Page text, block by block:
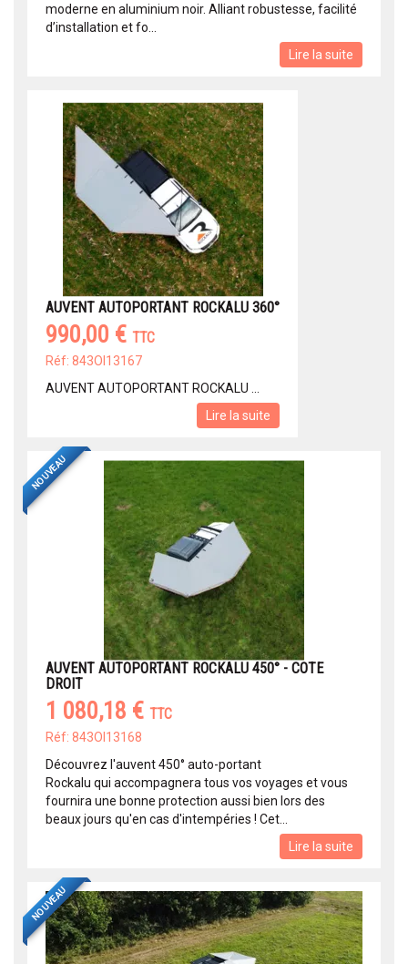
moderne en aluminium noir. Alliant robustesse, facilité
d’installation et fo...
Lire la suite
AUVENT AUTOPORTANT ROCKALU 360°
990,00 € TTC
Réf: 843OI13167
AUVENT AUTOPORTANT ROCKALU ...
Lire la suite
NOUVEAU
AUVENT AUTOPORTANT ROCKALU 450° - COTE
DROIT
1 080,18 € TTC
Réf: 843OI13168
Découvrez l'auvent 450° auto-portant
Rockalu qui accompagnera tous vos voyages et vous
fournira une bonne protection aussi bien lors des
beaux jours qu'en cas d'intempéries ! Cet...
Lire la suite
NOUVEAU